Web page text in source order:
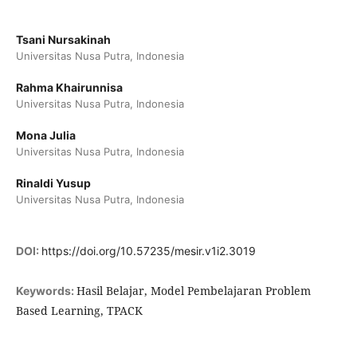
Tsani Nursakinah
Universitas Nusa Putra, Indonesia
Rahma Khairunnisa
Universitas Nusa Putra, Indonesia
Mona Julia
Universitas Nusa Putra, Indonesia
Rinaldi Yusup
Universitas Nusa Putra, Indonesia
DOI: https://doi.org/10.57235/mesir.v1i2.3019
Keywords: Hasil Belajar, Model Pembelajaran Problem
Based Learning, TPACK